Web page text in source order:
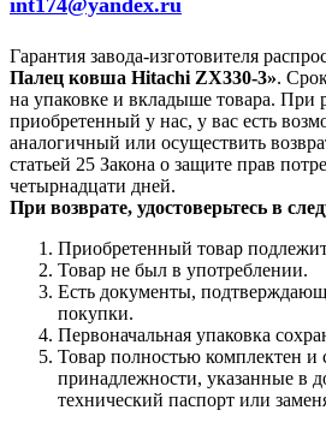
Гарантия завода-изготовителя
Палец ковша Hitachi ZX330-3».
на упаковке и вкладыше товара. При
приобретенный у нас, у вас есть
аналогичный или осуществить
статьей 25 Закона о защите прав
четырнадцати дней.
При возврате, удостоверьтесь в
Приобретенный товар
Товар не был в употреблении.
Есть документы,
покупки.
Первоначальная упаковка
Товар полностью комплектен и
принадлежности, указанные в
технический паспорт или